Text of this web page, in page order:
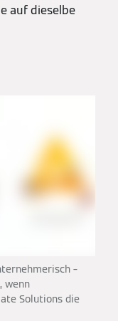
auf dieselbe
–
wenn
Solutions die